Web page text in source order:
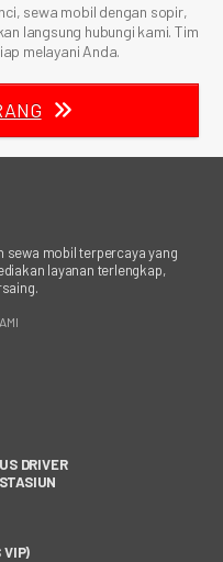
sewa mobil dengan sopir,
langsung hubungi kami. Tim
melayani Anda.
sewa mobil terpercaya yang
layanan terlengkap,
DRIVER
VIP)